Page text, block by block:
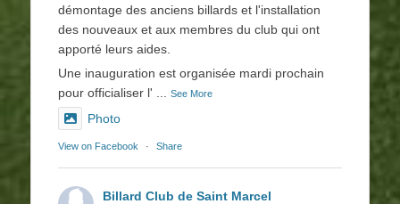
démontage des anciens billards et l'installation
des nouveaux et aux membres du club qui ont
apporté leurs aides.
Une inauguration est organisée mardi prochain
pour officialiser l'
See More
Photo
View on Facebook · Share
Billard Club de Saint Marcel